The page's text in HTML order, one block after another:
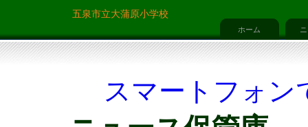
五泉市立大蒲原小学校
ホーム
スマートフォン